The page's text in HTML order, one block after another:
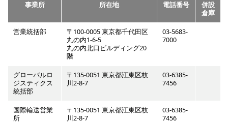
事業所 所在地 電話番号
併設
倉庫
営業統括部
〒100-0005 東京都千代田区
丸の内1-6-5
丸の内北口ビルディング20
階
03-5683-
7000
グローバルロ
ジスティクス
統括部
〒135-0051 東京都江東区枝
川2-8-7
03-6385-
7456
国際輸送営業
所
〒135-0051 東京都江東区枝
川2-8-7
03-6385-
7456